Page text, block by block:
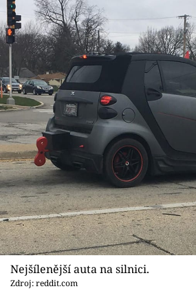
Nejšílenější auta na silnici.
Zdroj: reddit.com